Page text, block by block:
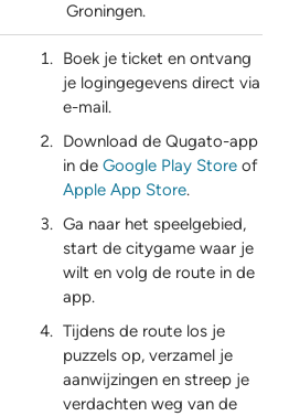
Groningen.
Boek je ticket en ontvang
je logingegevens direct via
e-mail.
Download de Qugato-app
in de Google Play Storeof
Apple App Store.
Ga naar het speelgebied,
start de citygame waar je
wilt en volg de route in de
app.
Tijdens de route los je
puzzels op, verzamel je
aanwijzingen en streep je
verdachten weg van de